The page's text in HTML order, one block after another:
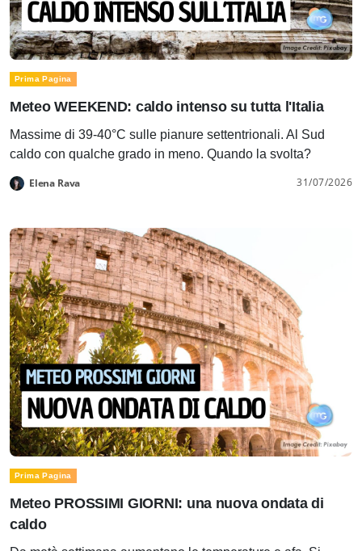
Prima Pagina
Meteo WEEKEND: caldo intenso su tutta l'Italia
Massime di 39-40°C sulle pianure settentrionali. Al Sud
caldo con qualche grado in meno. Quando la svolta?
Elena Rava 31/07/2026
Prima Pagina
Meteo PROSSIMI GIORNI: una nuova ondata di
caldo